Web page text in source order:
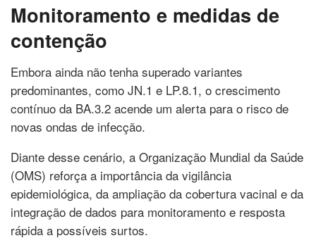
Monitoramento e medidas de
contenção
Embora ainda não tenha superado variantes
predominantes, como JN.1 e LP.8.1, o crescimento
contínuo da BA.3.2 acende um alerta para o risco de
novas ondas de infecção.
Diante desse cenário, a Organização Mundial da Saúde
(OMS) reforça a importância da vigilância
epidemiológica, da ampliação da cobertura vacinal e da
integração de dados para monitoramento e resposta
rápida a possíveis surtos.